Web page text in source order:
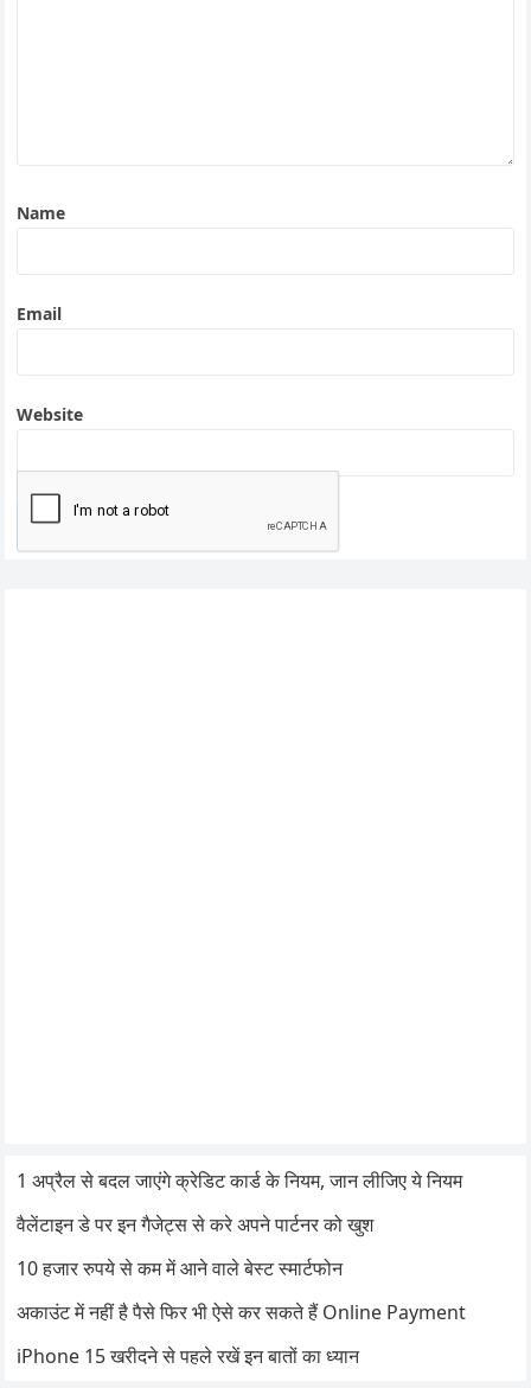
Name
Email
Website
1 अप्रैल से बदल जाएंगे क्रेडिट कार्ड के नियम, जान लीजिए ये नियम
वैलेंटाइन डे पर इन गैजेट्स से करे अपने पार्टनर को खुश
10 हजार रुपये से कम में आने वाले बेस्ट स्मार्टफोन
अकाउंट में नहीं है पैसे फिर भी ऐसे कर सकते हैं Online Payment
iPhone 15 खरीदने से पहले रखें इन बातों का ध्यान